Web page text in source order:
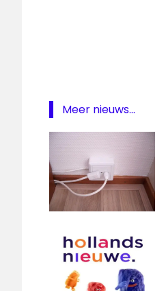
Zwolle
Meer nieuws...